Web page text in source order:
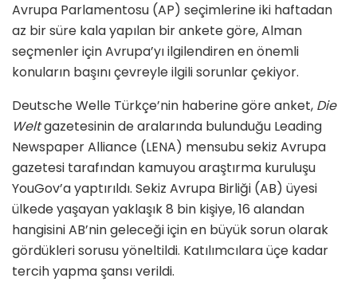
Avrupa Parlamentosu (AP) seçimlerine iki haftadan
az bir süre kala yapılan bir ankete göre, Alman
seçmenler için Avrupa’yı ilgilendiren en önemli
konuların başını çevreyle ilgili sorunlar çekiyor.
Deutsche Welle Türkçe’nin haberine göre anket, Die
Weltgazetesinin de aralarında bulunduğu Leading
Newspaper Alliance (LENA) mensubu sekiz Avrupa
gazetesi tarafından kamuyou araştırma kuruluşu
YouGov’a yaptırıldı. Sekiz Avrupa Birliği (AB) üyesi
ülkede yaşayan yaklaşık 8 bin kişiye, 16 alandan
hangisini AB’nin geleceği için en büyük sorun olarak
gördükleri sorusu yöneltildi. Katılımcılara üçe kadar
tercih yapma şansı verildi.